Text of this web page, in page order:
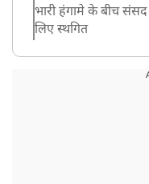
भारी हंगामे के बीच
लिए स्थगित
झारखंड: JPSC